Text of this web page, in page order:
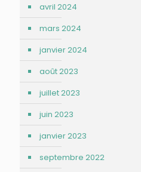
avril 2024
mars 2024
janvier 2024
août 2023
juillet 2023
juin 2023
janvier 2023
septembre 2022